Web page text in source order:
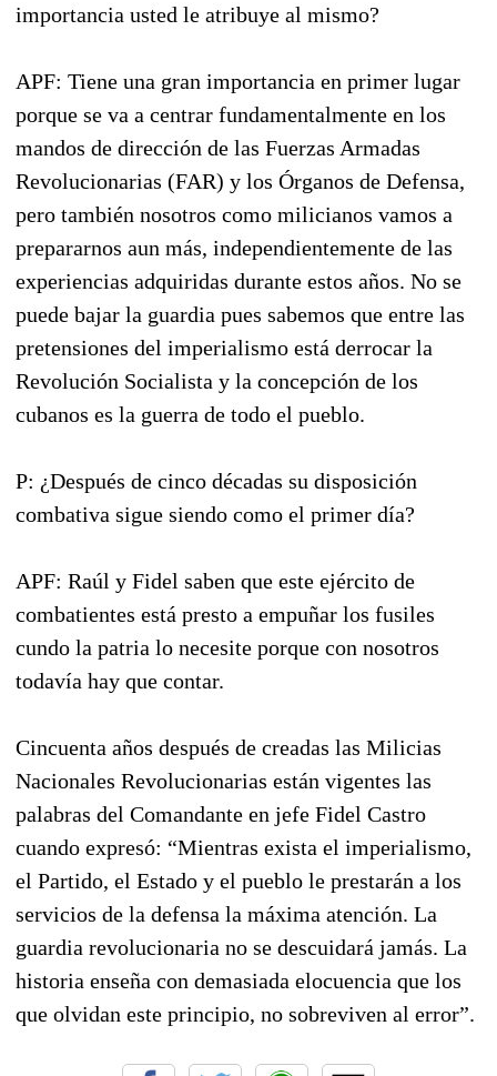
importancia usted le atribuye al mismo?
APF: Tiene una gran importancia en primer lugar
porque se va a centrar fundamentalmente en los
mandos de dirección de las Fuerzas Armadas
Revolucionarias (FAR) y los Órganos de Defensa,
pero también nosotros como milicianos vamos a
prepararnos aun más, independientemente de las
experiencias adquiridas durante estos años. No se
puede bajar la guardia pues sabemos que entre las
pretensiones del imperialismo está derrocar la
Revolución Socialista y la concepción de los
cubanos es la guerra de todo el pueblo.
P: ¿Después de cinco décadas su disposición
combativa sigue siendo como el primer día?
APF: Raúl y Fidel saben que este ejército de
combatientes está presto a empuñar los fusiles
cundo la patria lo necesite porque con nosotros
todavía hay que contar.
Cincuenta años después de creadas las Milicias
Nacionales Revolucionarias están vigentes las
palabras del Comandante en jefe Fidel Castro
cuando expresó: “Mientras exista el imperialismo,
el Partido, el Estado y el pueblo le prestarán a los
servicios de la defensa la máxima atención. La
guardia revolucionaria no se descuidará jamás. La
historia enseña con demasiada elocuencia que los
que olvidan este principio, no sobreviven al error”.